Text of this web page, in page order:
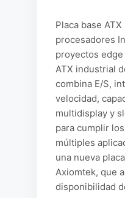
Placa base
procesadores
proyectos edge
ATX industrial
combina E/S,
velocidad,
multidisplay y
para cumplir
múltiples
una nueva
Axiomtek, que
disponibilidad